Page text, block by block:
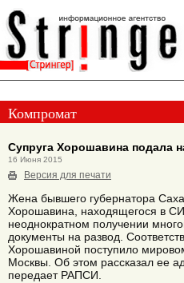
Компромат
Супруга Хорошавина подала
16 Июня 2015
Версия для печати
Жена бывшего губернатора
Хорошавина, находящегося в
неоднократном получении
документы на развод.
Хорошавиной поступило
Москвы. Об этом рассказал ее
передает РАПСИ.